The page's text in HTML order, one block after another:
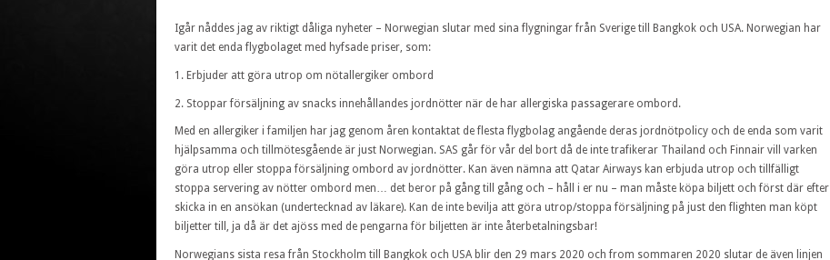
Igår nåddes jag av riktigt dåliga nyheter – Norwegian slutar med sina flygningar från Sverige till Bangkok och USA. Norwegian har
varit det enda flygbolaget med hyfsade priser, som:
1. Erbjuder att göra utrop om nötallergiker ombord
2. Stoppar försäljning av snacks innehållandes jordnötter när de har allergiska passagerare ombord.
Med en allergiker i familjen har jag genom åren kontaktat de flesta flygbolag angående deras jordnötpolicy och de enda som varit
hjälpsamma och tillmötesgående är just Norwegian. SAS går för vår del bort då de inte trafikerar Thailand och Finnair vill varken
göra utrop eller stoppa försäljning ombord av jordnötter. Kan även nämna att Qatar Airways kan erbjuda utrop och tillfälligt
stoppa servering av nötter ombord men… det beror på gång till gång och – håll i er nu – man måste köpa biljett och först där efter
skicka in en ansökan (undertecknad av läkare). Kan de inte bevilja att göra utrop/stoppa försäljning på just den flighten man köpt
biljetter till, ja då är det ajöss med de pengarna för biljetten är inte återbetalningsbar!
Norwegians sista resa från Stockholm till Bangkok och USA blir den 29 mars 2020 och from sommaren 2020 slutar de även linjen